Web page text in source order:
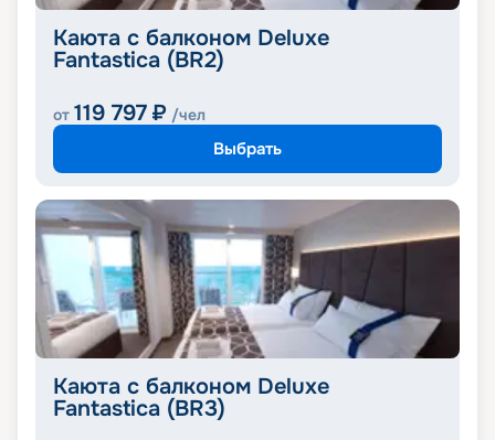
Каюта с балконом Deluxe
Fantastica (BR2)
от 119 797 ₽ /чел
Выбрать
Каюта с балконом Deluxe
Fantastica (BR3)